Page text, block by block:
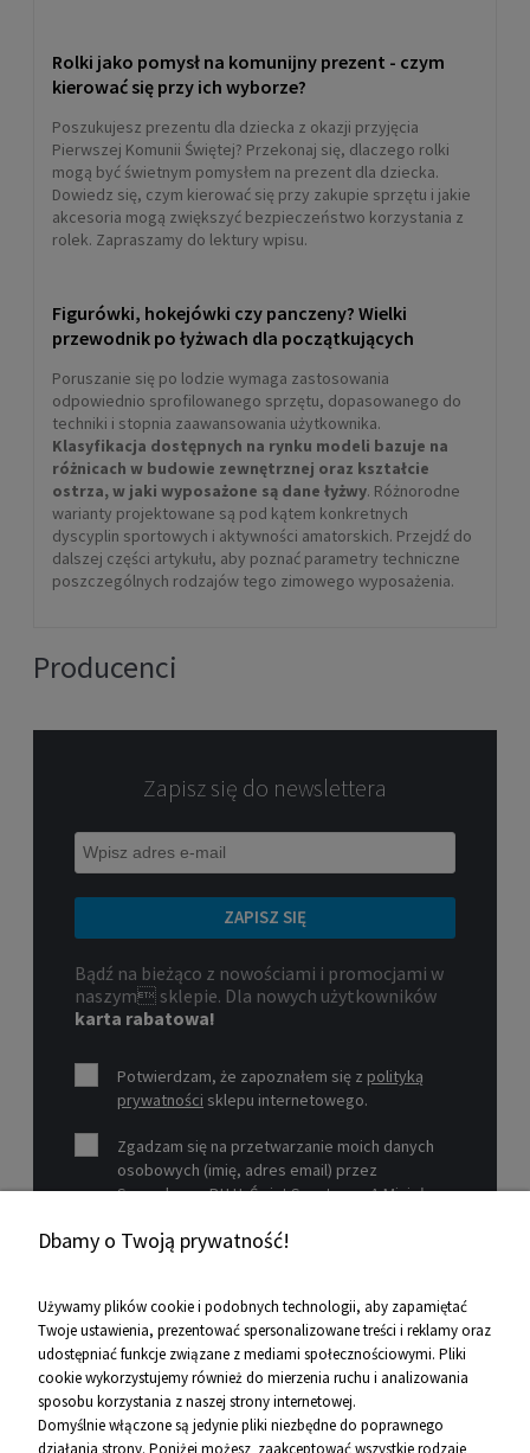
Rolki jako pomysł na komunijny prezent - czym
kierować się przy ich wyborze?
Poszukujesz prezentu dla dziecka z okazji przyjęcia
Pierwszej Komunii Świętej? Przekonaj się, dlaczego rolki
mogą być świetnym pomysłem na prezent dla dziecka.
Dowiedz się, czym kierować się przy zakupie sprzętu i jakie
akcesoria mogą zwiększyć bezpieczeństwo korzystania z
rolek. Zapraszamy do lektury wpisu.
Figurówki, hokejówki czy panczeny? Wielki
przewodnik po łyżwach dla początkujących
Poruszanie się po lodzie wymaga zastosowania
odpowiednio sprofilowanego sprzętu, dopasowanego do
techniki i stopnia zaawansowania użytkownika.
Klasyfikacja dostępnych na rynku modeli bazuje na
różnicach w budowie zewnętrznej oraz kształcie
ostrza, w jaki wyposażone są dane łyżwy. Różnorodne
warianty projektowane są pod kątem konkretnych
dyscyplin sportowych i aktywności amatorskich. Przejdź do
dalszej części artykułu, aby poznać parametry techniczne
poszczególnych rodzajów tego zimowego wyposażenia.
Producenci
Zapisz się do newslettera
ZAPISZ SIĘ
Bądź na bieżąco z nowościami i promocjami w
naszym sklepie. Dla nowych użytkowników
karta rabatowa!
Potwierdzam, że zapoznałem się z polityką
prywatności sklepu internetowego.
Zgadzam się na przetwarzanie moich danych
osobowych (imię, adres email) przez
Sprzedawcę P.H.U. Świat Sportu s.c. A.Mizioł,
19-26-977 w celu marketingowym.
Pomoc
Informacje
Dbamy o Twoją prywatność!
Używamy plików cookie i podobnych technologii, aby zapamiętać
Twoje ustawienia, prezentować spersonalizowane treści i reklamy oraz
udostępniać funkcje związane z mediami społecznościowymi. Pliki
cookie wykorzystujemy również do mierzenia ruchu i analizowania
sposobu korzystania z naszej strony internetowej.
Domyślnie włączone są jedynie pliki niezbędne do poprawnego
działania strony. Poniżej możesz zaakceptować wszystkie rodzaje